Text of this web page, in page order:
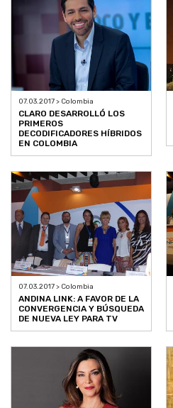
07.03.2017 > Colombia
CLARO DESARROLLÓ LOS
PRIMEROS
DECODIFICADORES HÍBRIDOS
EN COLOMBIA
07.03.2017 > Colombia
ANDINA LINK: A FAVOR DE LA
CONVERGENCIA Y BÚSQUEDA
DE NUEVA LEY PARA TV